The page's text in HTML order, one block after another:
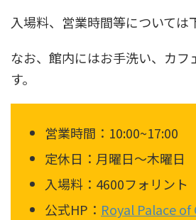
入場料、営業時間等については
なお、館内にはお手洗い、カフ
す。
営業時間：10:00~17:00
定休日：月曜日～木曜日
入場料：4600フォリント
公式HP： Royal Palace